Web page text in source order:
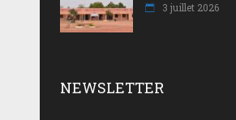
3 juillet 2026
NEWSLETTER